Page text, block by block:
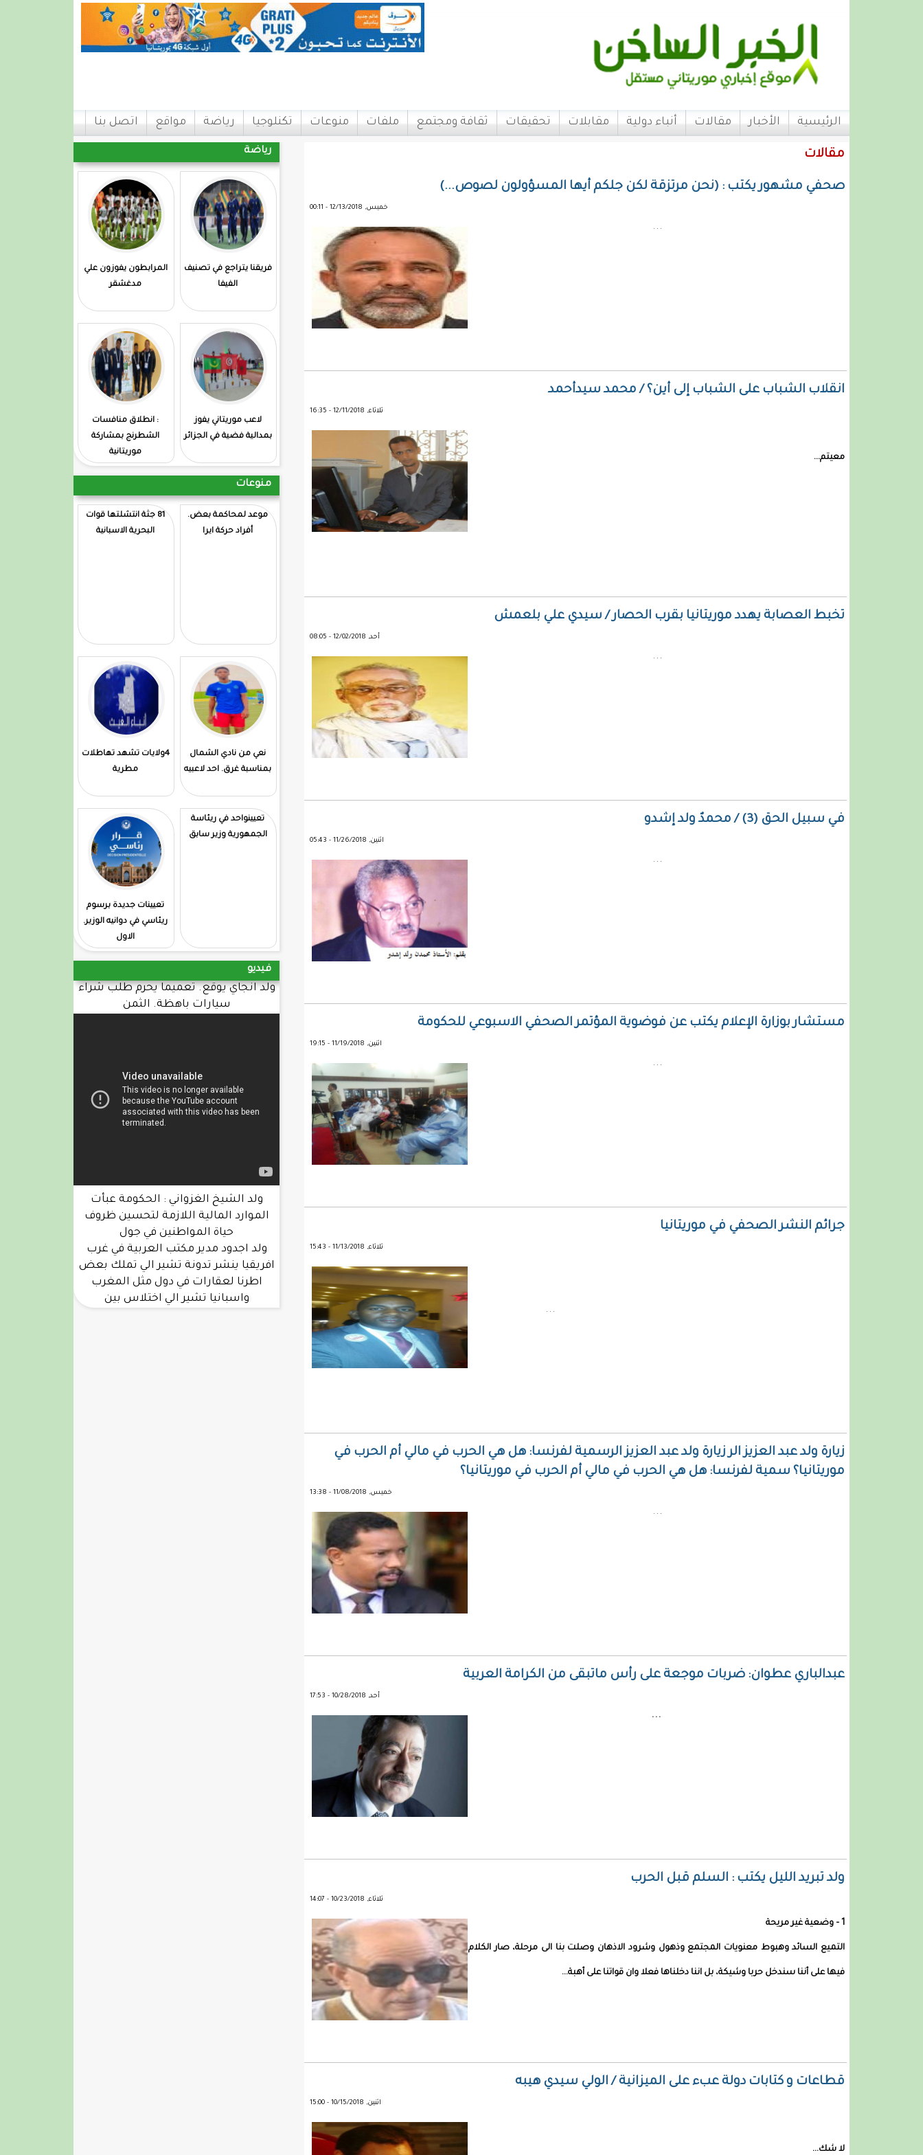
الرئيسية الأخبار مقالات أنباء دولية مقابلات تحقيقات ثقافة ومجتمع ملفات منوعات تكنلوجيا رياضة مواقع اتصل بنا
رياضة
فريقنا يتراجع في تصنيف
الفيفا
المرابطون يفوزون علي
مدغشقر
لاعب موريتاني يفوز
بمدالية فضية في الجزائر
: انطلاق منافسات
الشطرنج بمشاركة
موريتانية
منوعات
موعد لمحاكمة بعض.
أفراد حركة ايرا
81 جثة انتشلتها قوات
البحرية الاسبانية
نعي من نادي الشمال
بمناسبة غرق. احد لاعبيه
4ولايات تشهد تهاطلات
مطرية
تعيينواحد في ريئاسة
الجمهورية وزير سابق
تعيينات جديدة برسوم
ريئاسي في دوانيه الوزير.
الاول
فيديو
ولد انجاي يوقع. تعميما يحرم طلب شراء
سيارات باهظة. الثمن
ولد الشيخ الغزواني : الحكومة عبأت
الموارد المالية اللازمة لتحسين ظروف
حياة المواطنين في جول
ولد اجدود مدير مكتب العربية في غرب
افريقيا ينشر تدونة تشير الي تملك بعض
اطرنا لعقارات في دول مثل المغرب
واسبانيا تشير الي اختلاس بين
مقالات
صحفي مشهور يكتب : (نحن مرتزقة لكن جلكم أيها المسؤولون لصوص...)
خميس, 12/13/2018 - 00:11
...
انقلاب الشباب على الشباب إلى أين؟ / محمد سيدأحمد
ثلاثاء, 12/11/2018 - 16:35
معيتم...
تخبط العصابة يهدد موريتانيا بقرب الحصار / سيدي علي بلعمش
أحد, 12/02/2018 - 08:05
...
في سبيل الحق (3) / محمدٌ ولد إشدو
اثنين, 11/26/2018 - 05:43
...
مستشار بوزارة الإعلام يكتب عن فوضوية المؤتمر الصحفي الاسبوعي للحكومة
اثنين, 11/19/2018 - 19:15
...
جرائم النشر الصحفي في موريتانيا
ثلاثاء, 11/13/2018 - 15:43
...
زيارة ولد عبد العزيز الر زيارة ولد عبد العزيز الرسمية لفرنسا: هل هي الحرب في مالي أم الحرب في
موريتانيا؟ سمية لفرنسا: هل هي الحرب في مالي أم الحرب في موريتانيا؟
خميس, 11/08/2018 - 13:38
...
عبدالباري عطوان: ضربات موجعة على رأس ماتبقى من الكرامة العربية
أحد, 10/28/2018 - 17:53
...
ولد تبريد الليل يكتب : السلم قبل الحرب
ثلاثاء, 10/23/2018 - 14:07
1 – وضعية غير مريحة
التميع السائد وهبوط معنويات المجتمع وذهول وشرود الاذهان وصلت بنا الى مرحلة، صار الكلام
فيها على أننا سندخل حربا وشيكة، بل اننا دخلناها فعلا وان قواتنا على أهبة...
قطاعات و كتابات دولة عبء على الميزانية / الولي سيدي هيبه
اثنين, 10/15/2018 - 15:00
لا شك...